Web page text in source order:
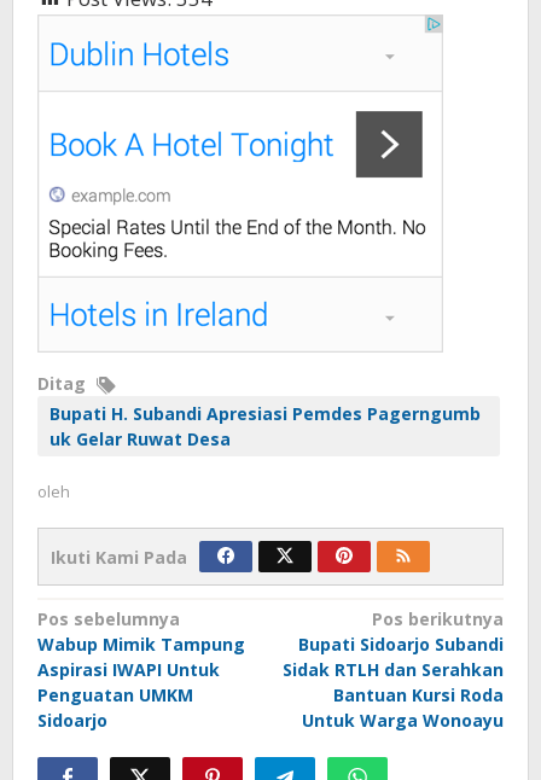
Ditag
Bupati H. Subandi Apresiasi Pemdes Pagerngumb
uk Gelar Ruwat Desa
oleh
Ikuti Kami Pada
Navigasi
pos
Pos sebelumnya
Wabup Mimik Tampung
Aspirasi IWAPI Untuk
Penguatan UMKM
Sidoarjo
Pos berikutnya
Bupati Sidoarjo Subandi
Sidak RTLH dan Serahkan
Bantuan Kursi Roda
Untuk Warga Wonoayu